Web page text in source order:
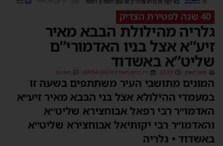
40 שנה לפטירת הצדיק
גלריה מהילולת הבבא מאיר
זיע”א אצל בניו האדמורי”ם
שליט”א באשדוד
משה קאהן 23:23 י״ז בניסן תשפ״ג (08/04/2023) תגובות
המונים מתושבי העיר משתתפים בשעה זו
במעמדי ההילולא אצל בני הבבא מאיר זיע״א
האדמו״ר רבי רפאל אבוחצירא שליט״א
והאדמו״ר רבי יקותיאל אבוחצירא שליט״א
באשדוד • גלריה